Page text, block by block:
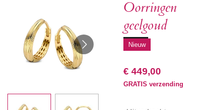
Oorringen
geelgoud
Nieuw
€ 449,00
GRATIS verzending